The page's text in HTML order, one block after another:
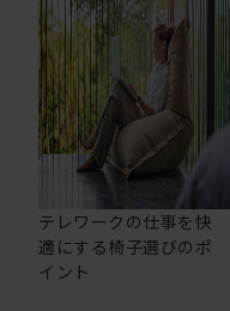
テレワークの仕事を快
適にする椅子選びのポ
イント